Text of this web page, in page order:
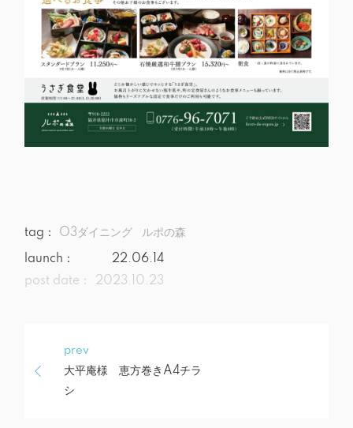
tag： O3ダイニング ルポの森
launch：
22.06.14
post date：
2023.10.23
prev
大平庵様 恵方巻きA4チラ
シ